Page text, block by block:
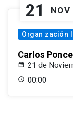
21 NOV
Organización
Carlos
21 de
00:00